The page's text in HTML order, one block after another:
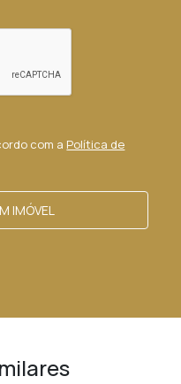
com a Política de
IMÓVEL